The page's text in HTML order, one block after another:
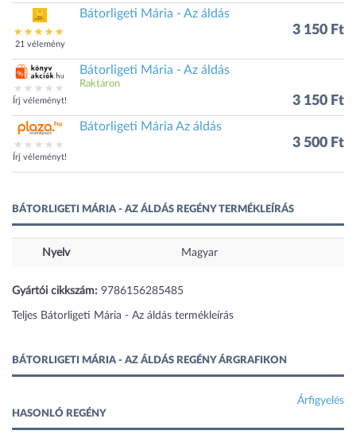
21 vélemény
Bátorligeti Mária - Az áldás
3 150 Ft
Írj véleményt!
Bátorligeti Mária - Az áldás
Raktáron
3 150 Ft
Írj véleményt!
Bátorligeti Mária Az áldás
3 500 Ft
BÁTORLIGETI MÁRIA - AZ ÁLDÁS REGÉNY TERMÉKLEÍRÁS
Nyelv Magyar
Gyártói cikkszám: 9786156285485
Teljes Bátorligeti Mária - Az áldás termékleírás
BÁTORLIGETI MÁRIA - AZ ÁLDÁS REGÉNY ÁRGRAFIKON
Árfigyelés
HASONLÓ REGÉNY